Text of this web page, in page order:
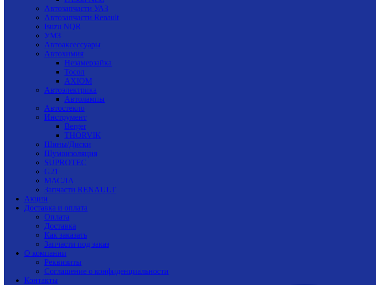
Автозапчасти УАЗ
Автозапчасти Renault
Isuzu NQR
УМЗ
Автоаксессуары
Автохимия
Незамерзайка
Тосол
AXIOM
Автоэлектрика
Автолампы
Автостекло
Инструмент
Berger
THORVIK
Шины/Диски
Шумоизоляция
SUPROTEC
G21
МАСЛА
Запчасти RENAULT
Акции
Доставка и оплата
Оплата
Доставка
Как заказать
Запчасти под заказ
О компании
Реквизиты
Соглашение о конфиденциальности
Контакты